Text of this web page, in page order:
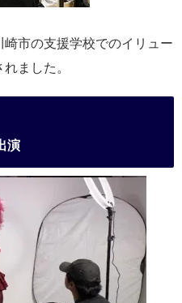
市の支援学校でのイリュー
ました。
演